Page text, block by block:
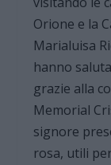
Orione e la
Marialuisa
hanno
grazie alla
Memorial
signore
rosa, utili